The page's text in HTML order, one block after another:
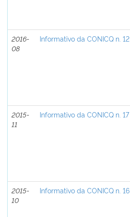
2016-
08
Informativo da CONICQ n. 12
2015-
11
Informativo da CONICQ n. 17
2015-
10
Informativo da CONICQ n. 16